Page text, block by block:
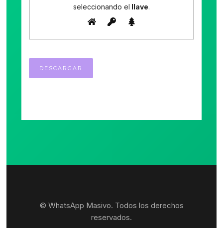
seleccionando el llave.
© WhatsApp Masivo. Todos los derechos
reservados.